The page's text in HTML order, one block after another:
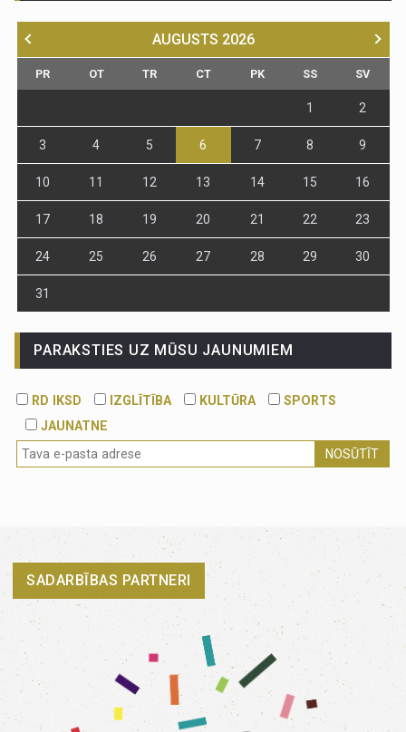
AUGUSTS 2026
PR OT TR CT PK SS SV
1 2
3 4 5 6 7 8 9
10 11 12 13 14 15 16
17 18 19 20 21 22 23
24 25 26 27 28 29 30
31
PARAKSTIES UZ MŪSU JAUNUMIEM
RD IKSD IZGLĪTĪBA KULTŪRA
SPORTS
JAUNATNE
NOSŪTĪT
SADARBĪBAS PARTNERI